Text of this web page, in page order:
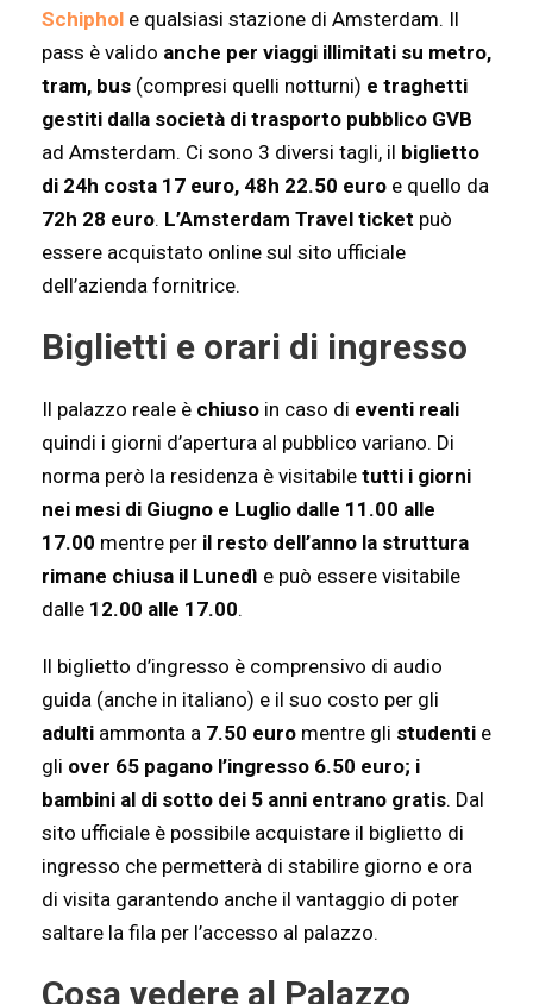
Schiphol e qualsiasi stazione di Amsterdam. Il
pass è valido anche per viaggi illimitati su metro,
tram, bus (compresi quelli notturni) e traghetti
gestiti dalla società di trasporto pubblico GVB
ad Amsterdam. Ci sono 3 diversi tagli, il biglietto
di 24h costa 17 euro, 48h 22.50 euro e quello da
72h 28 euro. L’Amsterdam Travel ticket può
essere acquistato online sul sito ufficiale
dell’azienda fornitrice.
Biglietti e orari di ingresso
Il palazzo reale è chiuso in caso di eventi reali
quindi i giorni d’apertura al pubblico variano. Di
norma però la residenza è visitabile tutti i giorni
nei mesi di Giugno e Luglio dalle 11.00 alle
17.00 mentre per il resto dell’anno la struttura
rimane chiusa il Lunedì e può essere visitabile
dalle 12.00 alle 17.00.
Il biglietto d’ingresso è comprensivo di audio
guida (anche in italiano) e il suo costo per gli
adulti ammonta a 7.50 euro mentre gli studenti e
gli over 65 pagano l’ingresso 6.50 euro; i
bambini al di sotto dei 5 anni entrano gratis. Dal
sito ufficiale è possibile acquistare il biglietto di
ingresso che permetterà di stabilire giorno e ora
di visita garantendo anche il vantaggio di poter
saltare la fila per l’accesso al palazzo.
Cosa vedere al Palazzo